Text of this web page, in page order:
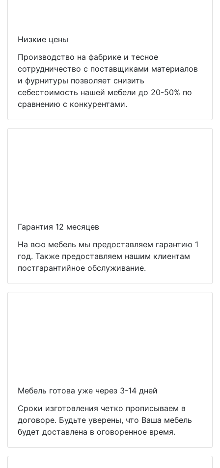
Низкие цены
Производство на фабрике и тесное
сотрудничество с поставщиками материалов
и фурнитуры позволяет снизить
себестоимость нашей мебели до 20-50% по
сравнению с конкурентами.
Гарантия 12 месяцев
На всю мебель мы предоставляем гарантию 1
год. Также предоставляем нашим клиентам
постгарантийное обслуживание.
Мебель готова уже через 3-14 дней
Сроки изготовления четко прописываем в
договоре. Будьте уверены, что Ваша мебель
будет доставлена в оговоренное время.